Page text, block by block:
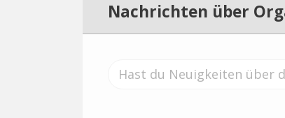
Nachrichten über